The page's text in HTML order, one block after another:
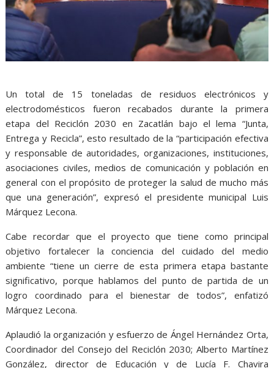
Un total de 15 toneladas de residuos electrónicos y
electrodomésticos fueron recabados durante la primera
etapa del Reciclón 2030 en Zacatlán bajo el lema “Junta,
Entrega y Recicla”, esto resultado de la “participación efectiva
y responsable de autoridades, organizaciones, instituciones,
asociaciones civiles, medios de comunicación y población en
general con el propósito de proteger la salud de mucho más
que una generación”, expresó el presidente municipal Luis
Márquez Lecona.
Cabe recordar que el proyecto que tiene como principal
objetivo fortalecer la conciencia del cuidado del medio
ambiente “tiene un cierre de esta primera etapa bastante
significativo, porque hablamos del punto de partida de un
logro coordinado para el bienestar de todos”, enfatizó
Márquez Lecona.
Aplaudió la organización y esfuerzo de Ángel Hernández Orta,
Coordinador del Consejo del Reciclón 2030; Alberto Martínez
González, director de Educación y de Lucía F. Chavira